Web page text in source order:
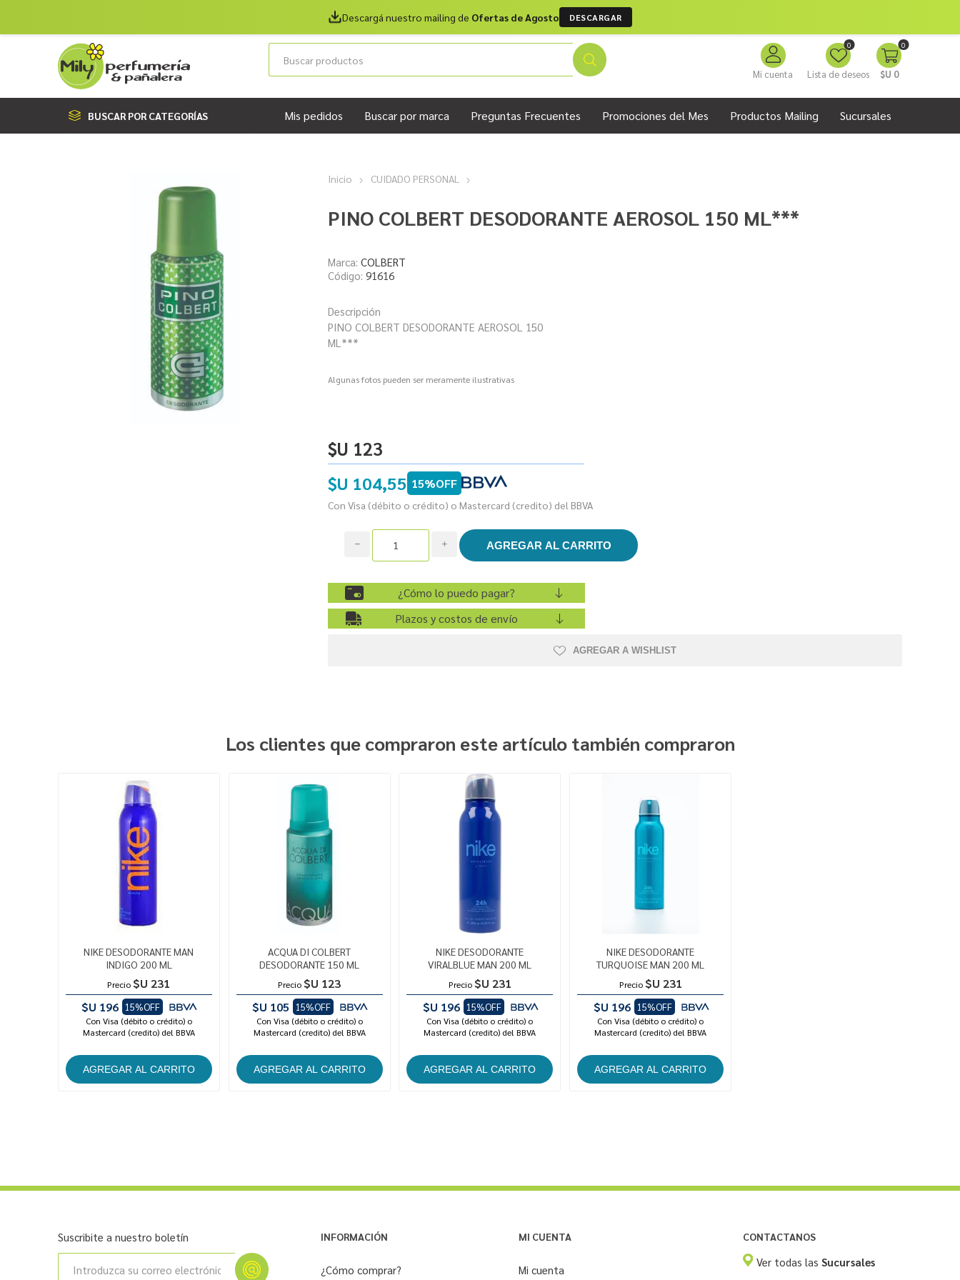
Descargá nuestro mailing de Ofertas de Agosto DESCARGAR
Mi cuenta Lista de deseos
0 0
$U 0
BUSCAR POR CATEGORÍAS Mis pedidos Buscar por marca Preguntas Frecuentes Promociones del Mes Productos Mailing Sucursales
Inicio CUIDADO PERSONAL
PINO COLBERT DESODORANTE AEROSOL 150 ML***
Marca: COLBERT
Código: 91616
Descripción
PINO COLBERT DESODORANTE AEROSOL 150
ML***
Algunas fotos pueden ser meramente ilustrativas
$U 123
$U 104,55 15%OFF
Con Visa (débito o crédito) o Mastercard (credito) del BBVA
i
h
¿Cómo lo puedo pagar?
Plazos y costos de envío
AGREGAR A WISHLIST
Los clientes que compraron este artículo también compraron
NIKE DESODORANTE MAN
INDIGO 200 ML
Precio $U 231
$U 196 15%OFF
Con Visa (débito o crédito) o
Mastercard (credito) del BBVA
ACQUA DI COLBERT
DESODORANTE 150 ML
Precio $U 123
$U 105
15%OFF
Con Visa (débito o crédito) o
Mastercard (credito) del BBVA
NIKE DESODORANTE
VIRALBLUE MAN 200 ML
Precio $U 231
$U 196 15%OFF
Con Visa (débito o crédito) o
Mastercard (credito) del BBVA
NIKE DESODORANTE
TURQUOISE MAN 200 ML
Precio $U 231
$U 196 15%OFF
Con Visa (débito o crédito) o
Mastercard (credito) del BBVA
Suscribite a nuestro boletín INFORMACIÓN
¿Cómo comprar?
MI CUENTA
Mi cuenta
CONTACTANOS
Ver todas las Sucursales